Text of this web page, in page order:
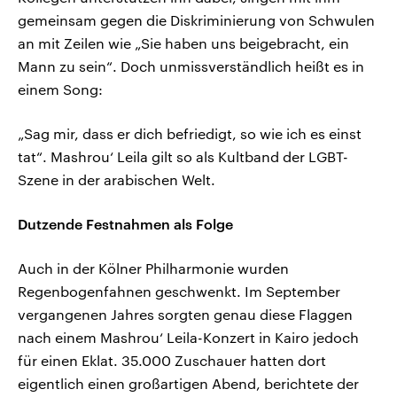
gemeinsam gegen die Diskriminierung von Schwulen
an mit Zeilen wie „Sie haben uns beigebracht, ein
Mann zu sein“. Doch unmissverständlich heißt es in
einem Song:
„Sag mir, dass er dich befriedigt, so wie ich es einst
tat“. Mashrou‘ Leila gilt so als Kultband der LGBT-
Szene in der arabischen Welt.
Dutzende Festnahmen als Folge
Auch in der Kölner Philharmonie wurden
Regenbogenfahnen geschwenkt. Im September
vergangenen Jahres sorgten genau diese Flaggen
nach einem Mashrou‘ Leila-Konzert in Kairo jedoch
für einen Eklat. 35.000 Zuschauer hatten dort
eigentlich einen großartigen Abend, berichtete der